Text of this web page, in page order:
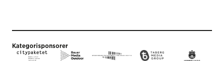
Kategorisponsorer